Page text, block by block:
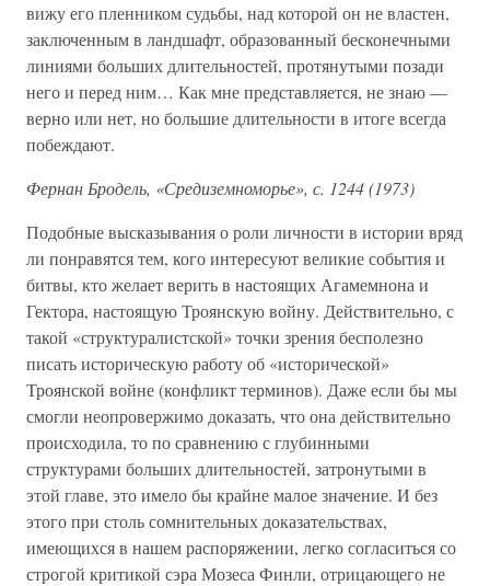
вижу его пленником судьбы, над которой он не властен,
заключенным в ландшафт, образованный бесконечными
линиями больших длительностей, протянутыми позади
него и перед ним… Как мне представляется, не знаю —
верно или нет, но большие длительности в итоге всегда
побеждают.
Фернан Бродель, «Средиземноморье», с. 1244 (1973)
Подобные высказывания о роли личности в истории вряд
ли понравятся тем, кого интересуют великие события и
битвы, кто желает верить в настоящих Агамемнона и
Гектора, настоящую Троянскую войну. Действительно, с
такой «структуралистской» точки зрения бесполезно
писать историческую работу об «исторической»
Троянской войне (конфликт терминов). Даже если бы мы
смогли неопровержимо доказать, что она действительно
происходила, то по сравнению с глубинными
структурами больших длительностей, затронутыми в
этой главе, это имело бы крайне малое значение. И без
этого при столь сомнительных доказательствах,
имеющихся в нашем распоряжении, легко согласиться со
строгой критикой сэра Мозеса Финли, отрицающего не